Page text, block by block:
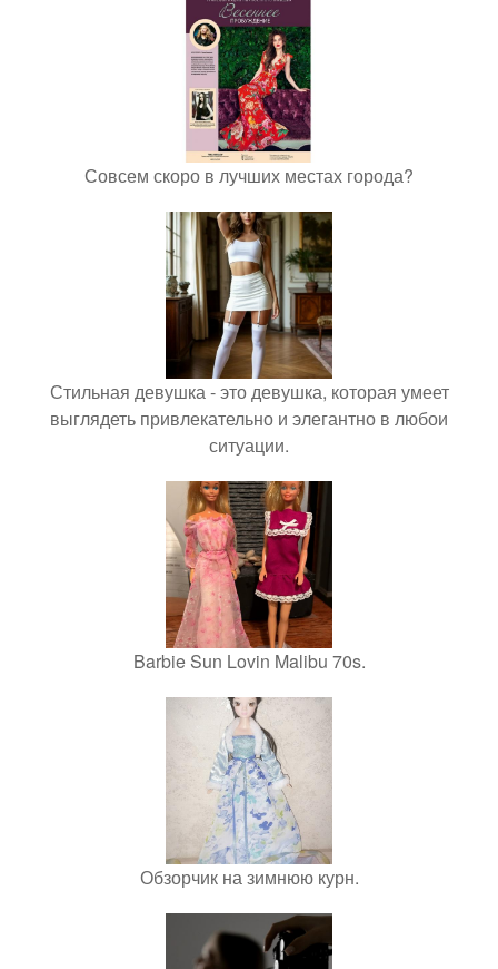
Совсем скоро в лучших местах города?
Стильная девушка - это девушка, которая умеет
выглядеть привлекательно и элегантно в любои
ситуации.
Barbie Sun Lovin Malibu 70s.
Обзорчик на зимнюю курн.